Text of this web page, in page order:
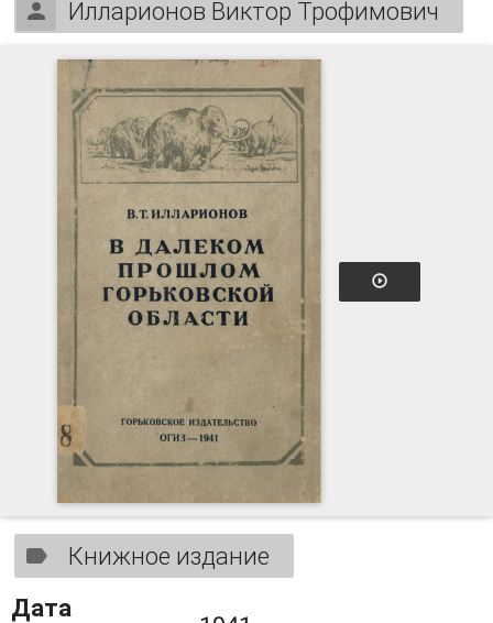
Илларионов Виктор Трофимович
Книжное издание
Дата